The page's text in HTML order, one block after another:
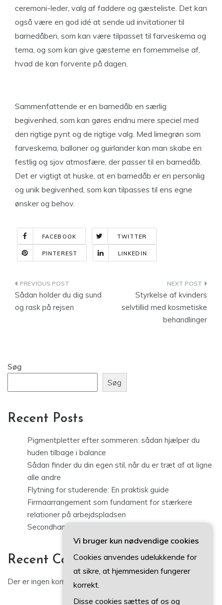
ceremoni-leder, valg af faddere og gæsteliste. Det kan
også være en god idé at sende ud invitationer til
barnedåben, som kan være tilpasset til farveskema og
tema, og som kan give gæsterne en fornemmelse af,
hvad de kan forvente på dagen.
Sammenfattende er en barnedåb en særlig
begivenhed, som kan gøres endnu mere speciel med
den rigtige pynt og de rigtige valg. Med limegrøn som
farveskema, balloner og guirlander kan man skabe en
festlig og sjov atmosfære, der passer til en barnedåb.
Det er vigtigt at huske, at en barnedåb er en personlig
og unik begivenhed, som kan tilpasses til ens egne
ønsker og behov.
FACEBOOK TWITTER
PINTEREST LINKEDIN
Indlægsnavigation
Sådan holder du dig sund
og rask på rejsen
Styrkelse af kvinders
selvtillid med kosmetiske
behandlinger
Søg
Søg
Recent Posts
Pigmentpletter efter sommeren: sådan hjælper du
huden tilbage i balance
Sådan finder du din egen stil, når du er træt af at ligne
alle andre
Flytning for studerende: En praktisk guide
Firmaarrangement som fundament for stærkere
relationer på arbejdspladsen
Secondhand tøj i København: sådan finder du kvalitet
Recent Comments
Der er ingen kommentarer at vise.
Vi bruger kun nødvendige cookies
Cookies anvendes udelukkende for
at sikre, at hjemmesiden fungerer
korrekt.
Disse cookies sættes af os og